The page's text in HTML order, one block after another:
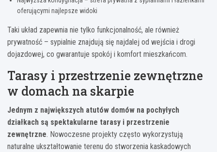
oferującymi najlepsze widoki
Taki układ zapewnia nie tylko funkcjonalność, ale również
prywatność – sypialnie znajdują się najdalej od wejścia i drogi
dojazdowej, co gwarantuje spokój i komfort mieszkańcom.
Tarasy i przestrzenie zewnętrzne
w domach na skarpie
Jednym z największych atutów domów na pochyłych
działkach są spektakularne tarasy i przestrzenie
zewnętrzne. Nowoczesne projekty często wykorzystują
naturalne ukształtowanie terenu do stworzenia kaskadowych